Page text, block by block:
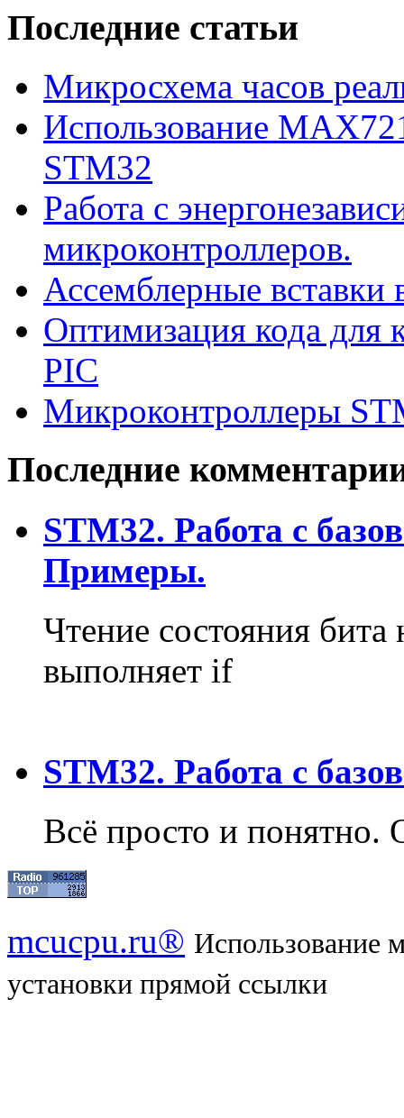
Последние статьи
Микросхема часов
Использование
STM32
Работа с
микроконтроллеров.
Ассемблерные вставки
Оптимизация кода для
PIC
Микроконтроллеры
Последние
STM32. Работа с
Примеры.
Чтение состояния
выполняет if
STM32. Работа с
Всё просто и понятно.
mcucpu.ru® Использование
установки прямой ссылки